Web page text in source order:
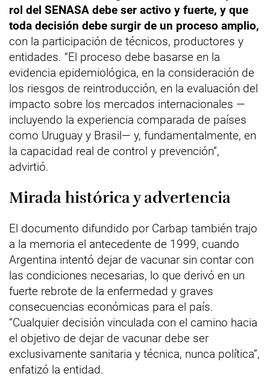
rol del SENASA debe ser activo y fuerte, y que
toda decisión debe surgir de un proceso amplio,
con la participación de técnicos, productores y
entidades. “El proceso debe basarse en la
evidencia epidemiológica, en la consideración de
los riesgos de reintroducción, en la evaluación del
impacto sobre los mercados internacionales —
incluyendo la experiencia comparada de países
como Uruguay y Brasil— y, fundamentalmente, en
la capacidad real de control y prevención”,
advirtió.
Mirada histórica y advertencia
El documento difundido por Carbap también trajo
a la memoria el antecedente de 1999, cuando
Argentina intentó dejar de vacunar sin contar con
las condiciones necesarias, lo que derivó en un
fuerte rebrote de la enfermedad y graves
consecuencias económicas para el país.
“Cualquier decisión vinculada con el camino hacia
el objetivo de dejar de vacunar debe ser
exclusivamente sanitaria y técnica, nunca política”,
enfatizó la entidad.